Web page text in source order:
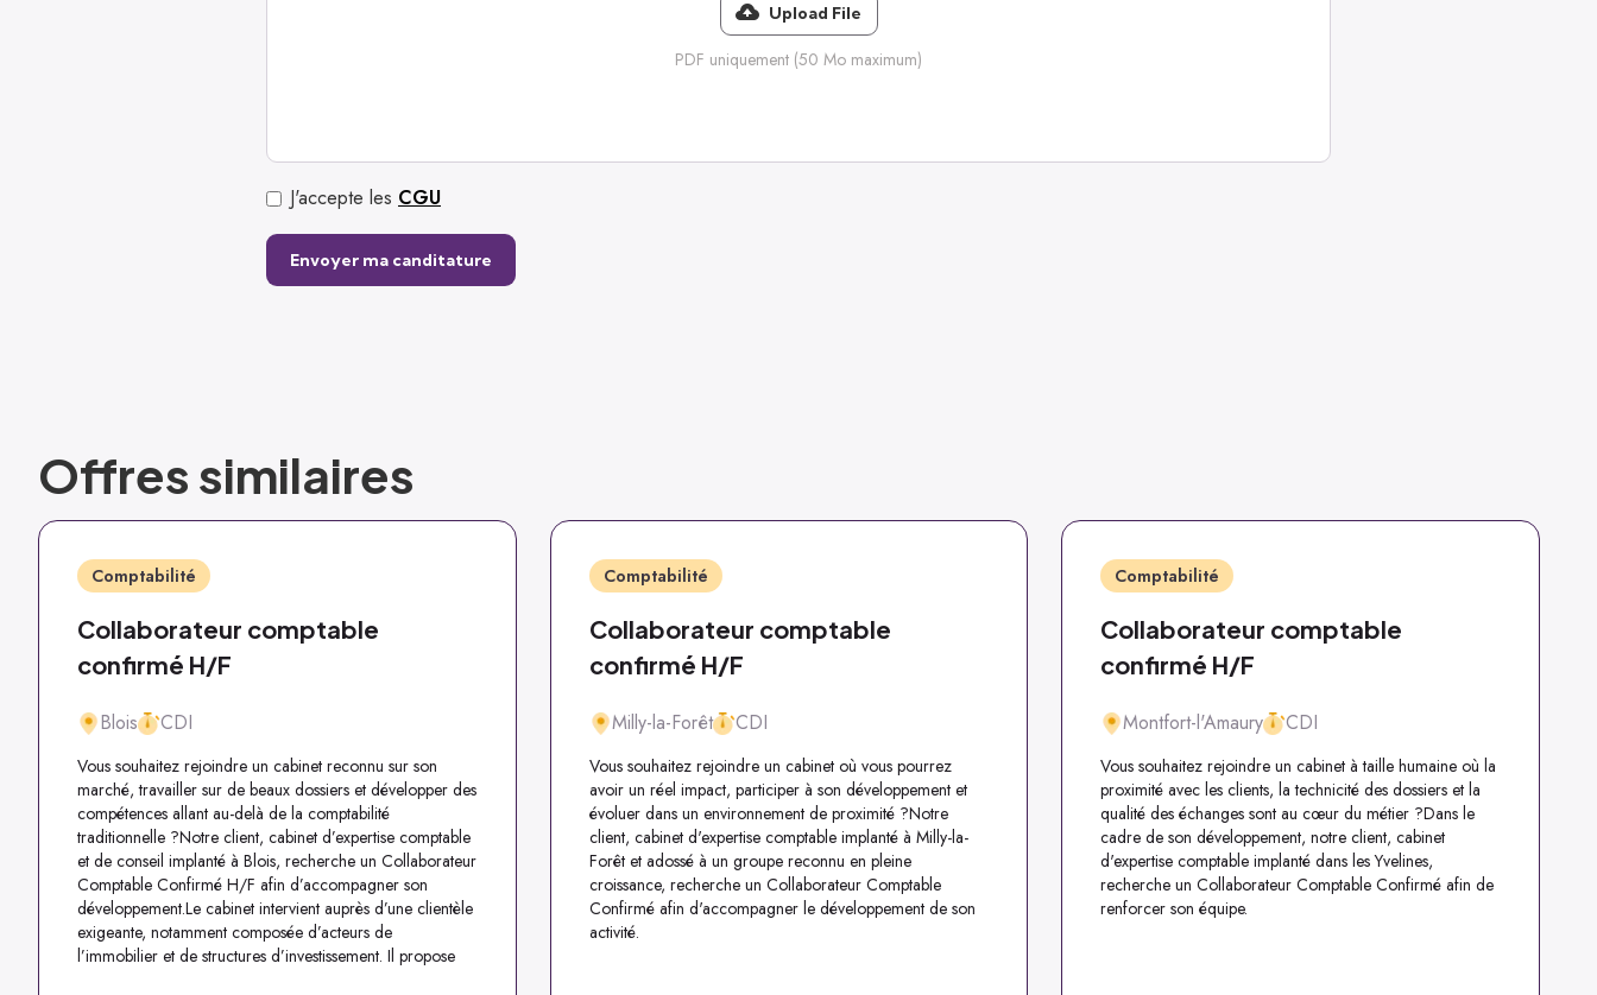
Upload File
PDF uniquement (50 Mo maximum)
J'accepte les CGU
Offres similaires
Comptabilité
Collaborateur comptable
confirmé H/F
Blois CDI
Vous souhaitez rejoindre un cabinet reconnu sur son
marché, travailler sur de beaux dossiers et développer des
compétences allant au-delà de la comptabilité
traditionnelle ?Notre client, cabinet d’expertise comptable
et de conseil implanté à Blois, recherche un Collaborateur
Comptable Confirmé H/F afin d’accompagner son
développement.Le cabinet intervient auprès d’une clientèle
exigeante, notamment composée d’acteurs de
l’immobilier et de structures d’investissement. Il propose
Comptabilité
Collaborateur comptable
confirmé H/F
Milly-la-Forêt CDI
Vous souhaitez rejoindre un cabinet où vous pourrez
avoir un réel impact, participer à son développement et
évoluer dans un environnement de proximité ?Notre
client, cabinet d'expertise comptable implanté à Milly-la-
Forêt et adossé à un groupe reconnu en pleine
croissance, recherche un Collaborateur Comptable
Confirmé afin d'accompagner le développement de son
activité.
Comptabilité
Collaborateur comptable
confirmé H/F
Montfort-l'Amaury CDI
Vous souhaitez rejoindre un cabinet à taille humaine où la
proximité avec les clients, la technicité des dossiers et la
qualité des échanges sont au cœur du métier ?Dans le
cadre de son développement, notre client, cabinet
d'expertise comptable implanté dans les Yvelines,
recherche un Collaborateur Comptable Confirmé afin de
renforcer son équipe.